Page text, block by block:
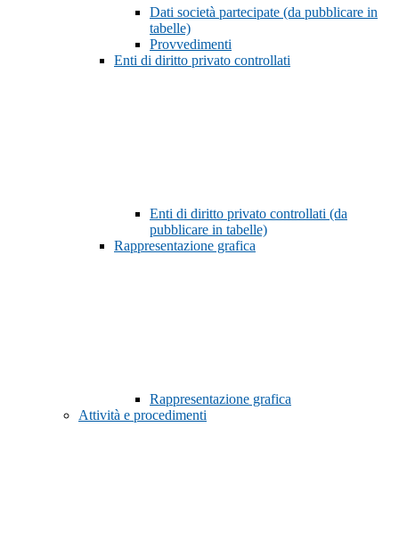
Dati società partecipate (da pubblicare in
tabelle)
Provvedimenti
Enti di diritto privato controllati
Enti di diritto privato controllati (da
pubblicare in tabelle)
Rappresentazione grafica
Rappresentazione grafica
Attività e procedimenti